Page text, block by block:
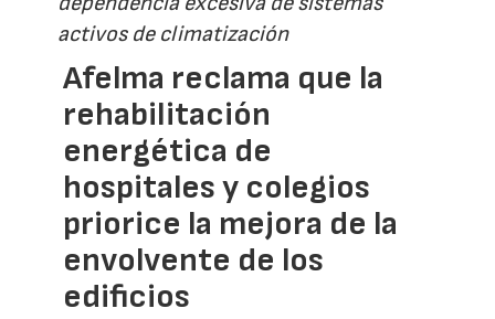
activos de climatización
Afelma reclama que la
rehabilitación
energética de
hospitales y colegios
priorice la mejora de la
envolvente de los
edificios